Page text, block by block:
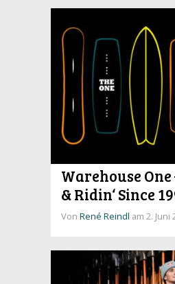
Warehouse One
& Ridin‘ Since
Von René Reindl am 2. Juni